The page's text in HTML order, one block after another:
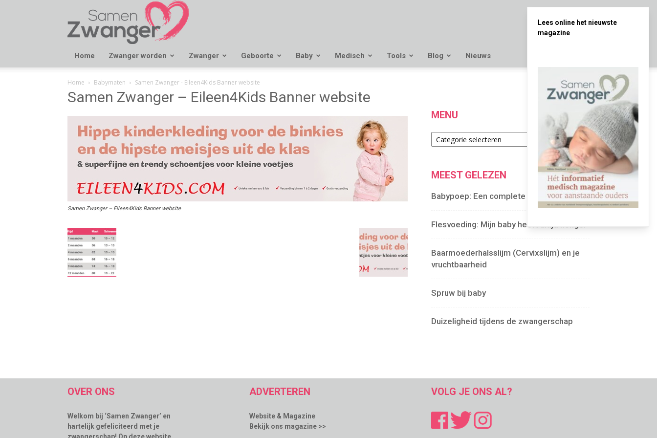
Samen
Zwanger
Home Zwanger worden Zwanger Geboorte Baby Medisch Tools Blog Nieuws
Home Babymaten Samen Zwanger - Eileen4Kids Banner website
Samen Zwanger – Eileen4Kids Banner website
Samen Zwanger – Eileen4Kids Banner website
MENU
Menu
MEEST GELEZEN
Babypoep: Een complete gids
Flesvoeding: Mijn baby heeft altijd honger
Baarmoederhalsslijm (Cervixslijm) en je
vruchtbaarheid
Spruw bij baby
Duizeligheid tijdens de zwangerschap
OVER ONS
Welkom bij ‘Samen Zwanger’ en
hartelijk gefeliciteerd met je
ADVERTEREN
Website & Magazine
Bekijk ons magazine >>
VOLG JE ONS AL?
Lees online het nieuwste
magazine